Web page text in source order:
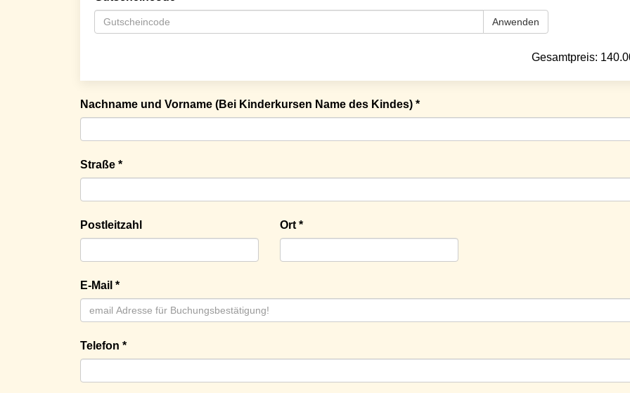
Anwenden
Gesamtpreis:
Nachname und Vorname (Bei Kinderkursen Name des Kindes) *
Straße *
Postleitzahl Ort *
E-Mail *
Telefon *